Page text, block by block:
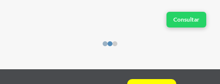
Consultar